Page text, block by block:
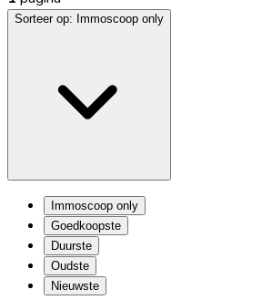
Sorteer op: Immoscoop only
Immoscoop only
Goedkoopste
Duurste
Oudste
Nieuwste